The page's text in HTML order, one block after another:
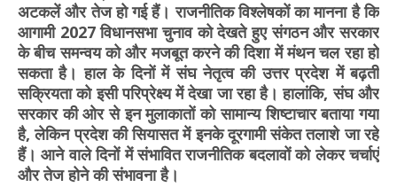
अटकलें और तेज हो गई हैं। राजनीतिक विश्लेषकों का मानना है कि
आगामी 2027 विधानसभा चुनाव को देखते हुए संगठन और सरकार
के बीच समन्वय को और मजबूत करने की दिशा में मंथन चल रहा हो
सकता है। हाल के दिनों में संघ नेतृत्व की उत्तर प्रदेश में बढ़ती
सक्रियता को इसी परिप्रेक्ष्य में देखा जा रहा है। हालांकि, संघ और
सरकार की ओर से इन मुलाकातों को सामान्य शिष्टाचार बताया गया
है, लेकिन प्रदेश की सियासत में इनके दूरगामी संकेत तलाशे जा रहे
हैं। आने वाले दिनों में संभावित राजनीतिक बदलावों को लेकर चर्चाएं
और तेज होने की संभावना है।